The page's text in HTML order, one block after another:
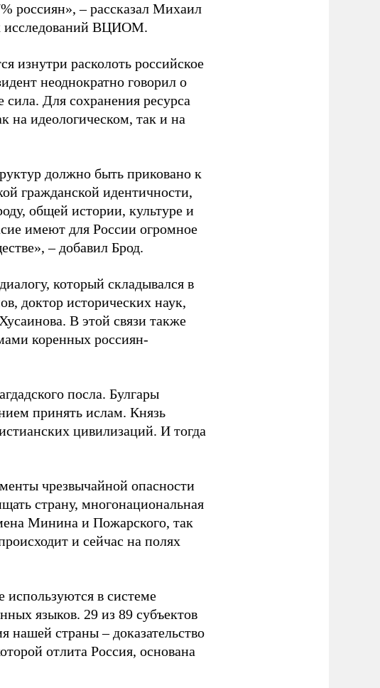
россиян», – рассказал Михаил
исследований ВЦИОМ.
изнутри расколоть российское
неоднократно говорил о
Для сохранения ресурса
на идеологическом, так и на
должно быть приковано к
гражданской идентичности,
общей истории, культуре и
имеют для России огромное
– добавил Брод.
который складывался в
доктор исторических наук,
В этой связи также
коренных россиян-
посла. Булгары
принять ислам. Князь
цивилизаций. И тогда
чрезвычайной опасности
страну, многонациональная
Минина и Пожарского, так
и сейчас на полях
используются в системе
языков. 29 из 89 субъектов
нашей страны – доказательство
отлита Россия, основана